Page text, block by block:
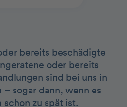
bereits beschädigte
oder bereits
sind bei uns in
– sogar dann, wenn es
schon zu spät ist.